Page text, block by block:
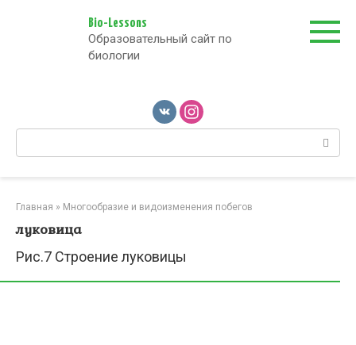
Bio-Lessons
Образовательный сайт по
биологии
Поиск:
Главная » Многообразие и видоизменения побегов
луковица
Рис.7 Строение луковицы